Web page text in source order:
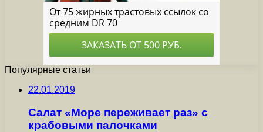
Популярные статьи
22.01.2019
Салат «Море переживает раз» с
крабовыми палочками